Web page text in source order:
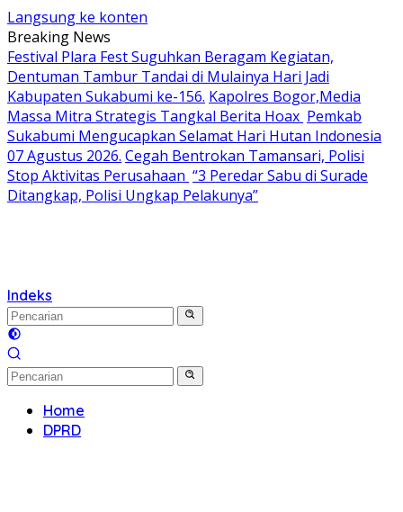
Langsung ke konten
Breaking News
Festival Plara Fest Suguhkan Beragam Kegiatan,
Dentuman Tambur Tandai di Mulainya Hari Jadi
Kabupaten Sukabumi ke-156. Kapolres Bogor,Media
Massa Mitra Strategis Tangkal Berita Hoax Pemkab
Sukabumi Mengucapkan Selamat Hari Hutan Indonesia
07 Agustus 2026. Cegah Bentrokan Tamansari, Polisi
Stop Aktivitas Perusahaan “3 Peredar Sabu di Surade
Ditangkap, Polisi Ungkap Pelakunya”
Indeks
Home
DPRD